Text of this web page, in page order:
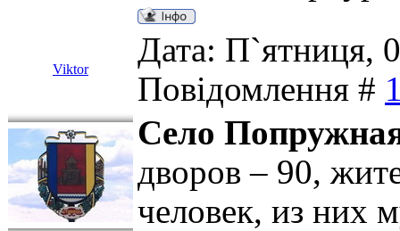
Viktor
Дата: П`ятниця,
Повідомлення #
Село
дворов – 90,
человек, из них